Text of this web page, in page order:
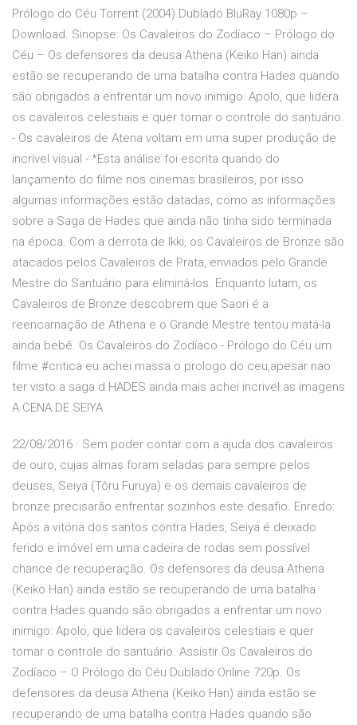
Prólogo do Céu Torrent (2004) Dublado BluRay 1080p –
Download. Sinopse: Os Cavaleiros do Zodíaco – Prólogo do
Céu – Os defensores da deusa Athena (Keiko Han) ainda
estão se recuperando de uma batalha contra Hades quando
são obrigados a enfrentar um novo inimigo: Apolo, que lidera
os cavaleiros celestiais e quer tomar o controle do santuário.
- Os cavaleiros de Atena voltam em uma super produção de
incrível visual - *Esta análise foi escrita quando do
lançamento do filme nos cinemas brasileiros, por isso
algumas informações estão datadas, como as informações
sobre a Saga de Hades que ainda não tinha sido terminada
na época. Com a derrota de Ikki, os Cavaleiros de Bronze são
atacados pelos Cavaleiros de Prata, enviados pelo Grande
Mestre do Santuário para eliminá-los. Enquanto lutam, os
Cavaleiros de Bronze descobrem que Saori é a
reencarnação de Athena e o Grande Mestre tentou matá-la
ainda bebê. Os Cavaleiros do Zodíaco - Prólogo do Céu um
filme #critica eu achei massa o prologo do ceu,apesar nao
ter visto a saga d HADES ainda mais achei incrivel as imagens
A CENA DE SEIYA
22/08/2016 · Sem poder contar com a ajuda dos cavaleiros
de ouro, cujas almas foram seladas para sempre pelos
deuses, Seiya (Tôru Furuya) e os demais cavaleiros de
bronze precisarão enfrentar sozinhos este desafio. Enredo:
Após a vitória dos santos contra Hades, Seiya é deixado
ferido e imóvel em uma cadeira de rodas sem possível
chance de recuperação. Os defensores da deusa Athena
(Keiko Han) ainda estão se recuperando de uma batalha
contra Hades quando são obrigados a enfrentar um novo
inimigo: Apolo, que lidera os cavaleiros celestiais e quer
tomar o controle do santuário. Assistir Os Cavaleiros do
Zodíaco – O Prólogo do Céu Dublado Online 720p. Os
defensores da deusa Athena (Keiko Han) ainda estão se
recuperando de uma batalha contra Hades quando são